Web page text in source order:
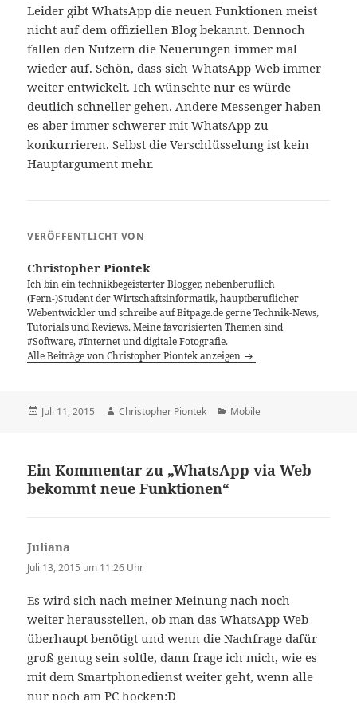
Leider gibt WhatsApp die neuen Funktionen meist
nicht auf dem offiziellen Blog bekannt. Dennoch
fallen den Nutzern die Neuerungen immer mal
wieder auf. Schön, dass sich WhatsApp Web immer
weiter entwickelt. Ich wünschte nur es würde
deutlich schneller gehen. Andere Messenger haben
es aber immer schwerer mit WhatsApp zu
konkurrieren. Selbst die Verschlüsselung ist kein
Hauptargument mehr.
VERÖFFENTLICHT VON
Christopher Piontek
Ich bin ein technikbegeisterter Blogger, nebenberuflich
(Fern-)Student der Wirtschaftsinformatik, hauptberuflicher
Webentwickler und schreibe auf Bitpage.de gerne Technik-News,
Tutorials und Reviews. Meine favorisierten Themen sind
#Software, #Internet und digitale Fotografie.
Alle Beiträge von Christopher Piontek anzeigen
Veröffentlicht
Juli 11, 2015 Autor
Christopher Piontek Kategorien
Mobile
Ein Kommentar zu „WhatsApp via Web
bekommt neue Funktionen“
Juliana
Juli 13, 2015 um 11:26 Uhr
Es wird sich nach meiner Meinung nach noch
weiter herausstellen, ob man das WhatsApp Web
überhaupt benötigt und wenn die Nachfrage dafür
groß genug sein soltle, dann frage ich mich, wie es
mit dem Smartphonedienst weiter geht, wenn alle
nur noch am PC hocken:D